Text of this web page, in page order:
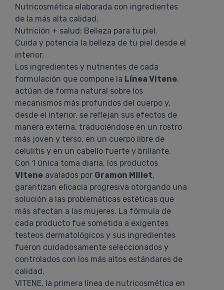
Nutricosmética elaborada con ingredientes
de la más alta calidad.
Nutrición + salud: Belleza para tu piel.
Cuida y potencia la belleza de tu piel desde el
interior.
Los ingredientes y nutrientes de cada
formulación que compone la Línea Vitene,
actúan de forma natural sobre los
mecanismos más profundos del cuerpo y,
desde el interior, se reflejan sus efectos de
manera externa, traduciéndose en un rostro
más joven y terso, en un cuerpo libre de
celulitis y en un cabello fuerte y brillante.
Con 1 única toma diaria, los productos
Vitene avalados por Gramon Millet,
garantizan eficacia progresiva otorgando una
solución a las problemáticas estéticas que
más afectan a las mujeres. La fórmula de
cada producto fue sometida a exigentes
testeos dermatológicos y sus ingredientes
fueron cuidadosamente seleccionados y
controlados con los más altos estándares de
calidad.
VITENE, la primera línea de nutricosmética en